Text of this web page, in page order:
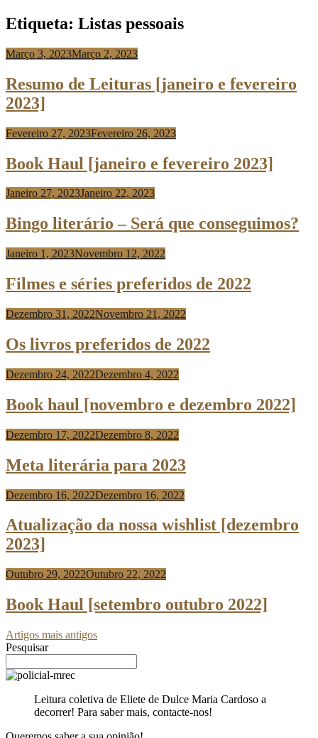
Etiqueta: Listas pessoais
Março 3, 2023Março 2, 2023
Resumo de Leituras [janeiro e fevereiro
2023]
Fevereiro 27, 2023Fevereiro 26, 2023
Book Haul [janeiro e fevereiro 2023]
Janeiro 27, 2023Janeiro 22, 2023
Bingo literário – Será que conseguimos?
Janeiro 1, 2023Novembro 12, 2022
Filmes e séries preferidos de 2022
Dezembro 31, 2022Novembro 21, 2022
Os livros preferidos de 2022
Dezembro 24, 2022Dezembro 4, 2022
Book haul [novembro e dezembro 2022]
Dezembro 17, 2022Dezembro 8, 2022
Meta literária para 2023
Dezembro 16, 2022Dezembro 16, 2022
Atualização da nossa wishlist [dezembro
2023]
Outubro 29, 2022Outubro 22, 2022
Book Haul [setembro outubro 2022]
Artigos mais antigos
Pesquisar
Leitura coletiva de Eliete de Dulce Maria Cardoso a
decorrer! Para saber mais, contacte-nos!